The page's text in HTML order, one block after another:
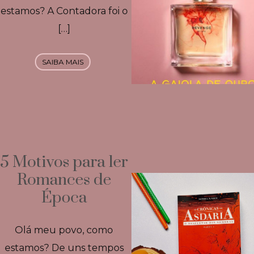
estamos? A Contadora foi o
[…]
SAIBA MAIS
5 Motivos para ler
Romances de
Época
Olá meu povo, como
estamos? De uns tempos